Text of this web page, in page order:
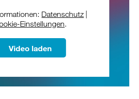
Datenschutz
Einstellungen.
Video laden